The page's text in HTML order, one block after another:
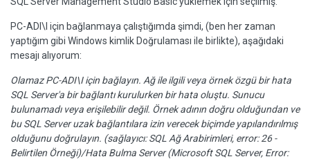
PC-ADI\I için bağlanmaya çalıştığımda şimdi, (ben her zaman
yaptığım gibi Windows kimlik Doğrulaması ile birlikte), aşağıdaki
mesajı alıyorum:
Olamaz PC-ADI\I için bağlayın. Ağ ile ilgili veya örnek özgü bir hata
SQL Server'a bir bağlantı kurulurken bir hata oluştu. Sunucu
bulunamadı veya erişilebilir değil. Örnek adının doğru olduğundan ve
bu SQL Server uzak bağlantılara izin verecek biçimde yapılandırılmış
olduğunu doğrulayın. (sağlayıcı: SQL Ağ Arabirimleri, error: 26 -
Belirtilen Örneği)/Hata Bulma Server (Microsoft SQL Server, Error: